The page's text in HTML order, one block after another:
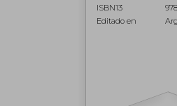
ISBN13
Editado en